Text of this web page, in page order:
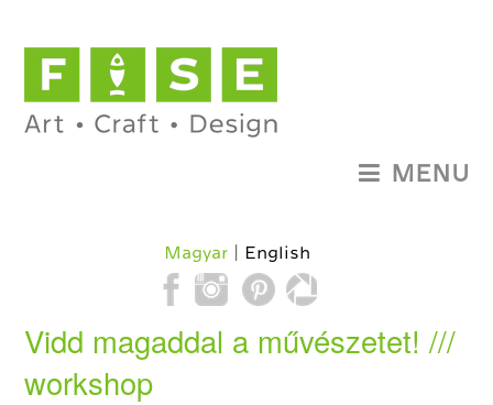
Magyar English
MENU
Vidd magaddal a művészetet! ///
workshop